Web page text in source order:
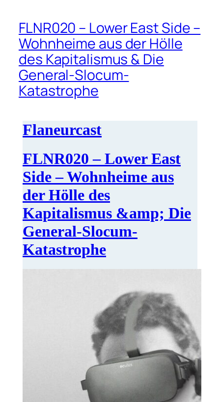
FLNR020 – Lower East Side –
Wohnheime aus der Hölle
des Kapitalismus & Die
General-Slocum-
Katastrophe